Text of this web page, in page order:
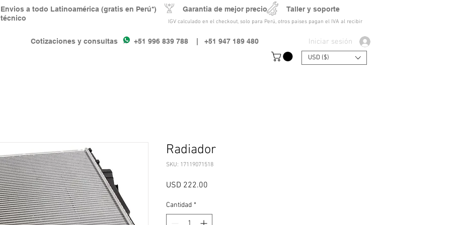
IGV calculado en el checkout, solo para Perú, otros paises pagan el IVA al recibir
Iniciar sesión
Cotizaciones y consultas +51 996 839 788 | +51 947 189 480
USD ($)
Envios a todo Latinoamérica (gratis en Perú*) Garantia de mejor precio Taller y soporte
técnico
Radiador
SKU: 17119071518
USD 222.00
Cantidad *